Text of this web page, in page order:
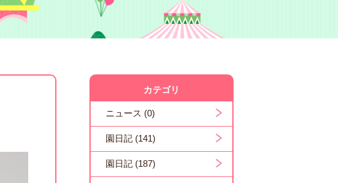
カテゴリ
ニュース (0)
園日記 (141)
園日記 (187)